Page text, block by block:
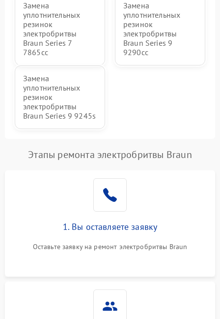
Замена
уплотнительных
резинок
электробритвы
Braun Series 7
7865cc
Замена
уплотнительных
резинок
электробритвы
Braun Series 9
9290cc
Замена
уплотнительных
резинок
электробритвы
Braun Series 9 9245s
Этапы ремонта электробритвы Braun
1. Вы оставляете заявку
Оставьте заявку на ремонт электробритвы Braun